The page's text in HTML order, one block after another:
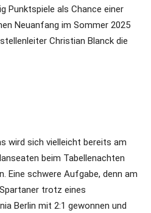
Punktspiele als Chance einer
Neuanfang im Sommer 2025
Christian Blanck die
wird sich vielleicht bereits am
beim Tabellenachten
Eine schwere Aufgabe, denn am
trotz eines
Berlin mit 2:1 gewonnen und